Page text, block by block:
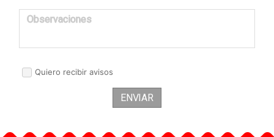
Observaciones
Quiero recibir avisos
ENVIAR